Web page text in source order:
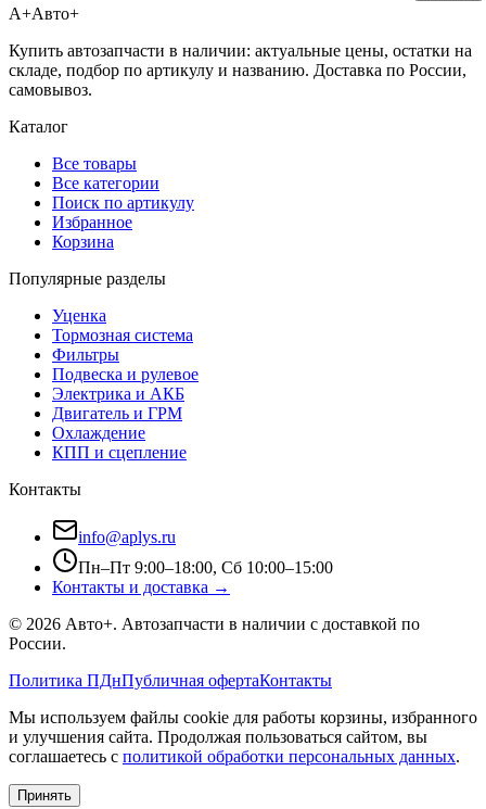
А+Авто+
Купить автозапчасти в наличии: актуальные цены, остатки на
складе, подбор по артикулу и названию. Доставка по России,
самовывоз.
Каталог
Все товары
Все категории
Поиск по артикулу
Избранное
Корзина
Популярные разделы
Уценка
Тормозная система
Фильтры
Подвеска и рулевое
Электрика и АКБ
Двигатель и ГРМ
Охлаждение
КПП и сцепление
Контакты
info@aplys.ru
Пн–Пт 9:00–18:00, Сб 10:00–15:00
Контакты и доставка →
© 2026 Авто+. Автозапчасти в наличии с доставкой по
России.
Политика ПДнПубличная офертаКонтакты
Мы используем файлы cookie для работы корзины, избранного
и улучшения сайта. Продолжая пользоваться сайтом, вы
соглашаетесь с политикой обработки персональных данных.
Принять